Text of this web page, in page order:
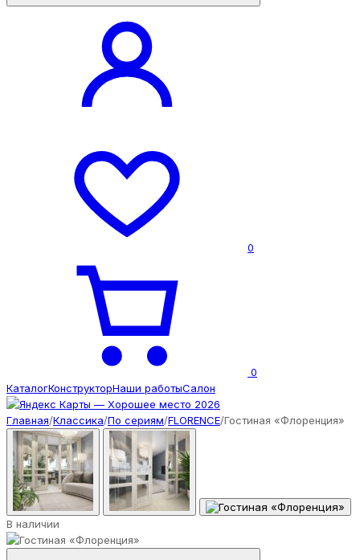
0
0
КаталогКонструкторНаши работыСалон
Главная/Классика/По сериям/FLORENCE/Гостиная «Флоренция»
В наличии